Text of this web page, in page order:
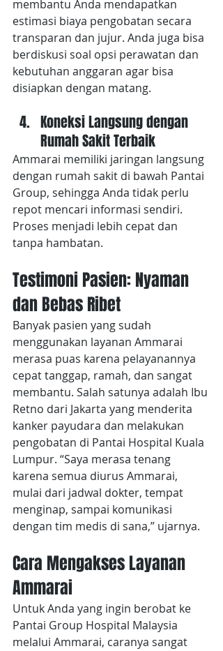
membantu Anda mendapatkan
estimasi biaya pengobatan secara
transparan dan jujur. Anda juga bisa
berdiskusi soal opsi perawatan dan
kebutuhan anggaran agar bisa
disiapkan dengan matang.
Koneksi Langsung dengan
Rumah Sakit Terbaik
Ammarai memiliki jaringan langsung
dengan rumah sakit di bawah Pantai
Group, sehingga Anda tidak perlu
repot mencari informasi sendiri.
Proses menjadi lebih cepat dan
tanpa hambatan.
Testimoni Pasien: Nyaman
dan Bebas Ribet
Banyak pasien yang sudah
menggunakan layanan Ammarai
merasa puas karena pelayanannya
cepat tanggap, ramah, dan sangat
membantu. Salah satunya adalah Ibu
Retno dari Jakarta yang menderita
kanker payudara dan melakukan
pengobatan di Pantai Hospital Kuala
Lumpur. “Saya merasa tenang
karena semua diurus Ammarai,
mulai dari jadwal dokter, tempat
menginap, sampai komunikasi
dengan tim medis di sana,” ujarnya.
Cara Mengakses Layanan
Ammarai
Untuk Anda yang ingin berobat ke
Pantai Group Hospital Malaysia
melalui Ammarai, caranya sangat